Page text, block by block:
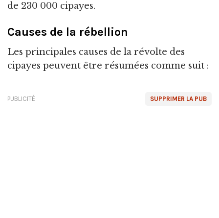
de 230 000 cipayes.
Causes de la rébellion
Les principales causes de la révolte des
cipayes peuvent être résumées comme suit :
SUPPRIMER LA PUB
PUBLICITÉ